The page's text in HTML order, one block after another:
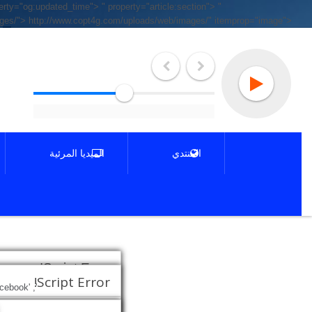
" property="article:section"> "
"> http://www.copt4g.com/uploads/web/images/" itemprop="image">
الميديا المرئية المنتدي
Script Error!
this for goto homepage.
Script Error!
', 'Share This Page', 'width=600,height=380');" class="facebook-share-btn">